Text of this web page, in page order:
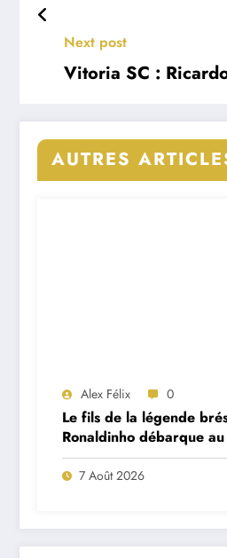
Next post
Vitoria SC :
AUTRES
Alex Félix 0
Le fils de la légende
Ronaldinho débarque
7 Août 2026